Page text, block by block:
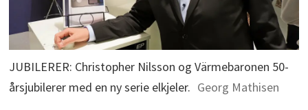
JUBILERER: Christopher Nilsson og Värmebaronen 50-
årsjubilerer med en ny serie elkjeler. Georg Mathisen